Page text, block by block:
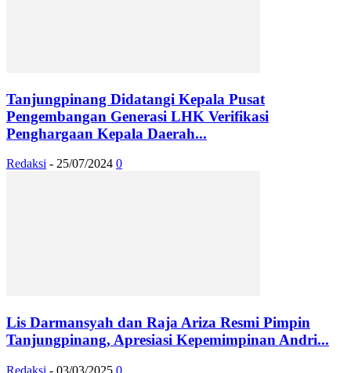
Tanjungpinang Didatangi Kepala Pusat
Pengembangan Generasi LHK Verifikasi
Penghargaan Kepala Daerah...
Redaksi - 25/07/2024 0
Lis Darmansyah dan Raja Ariza Resmi Pimpin
Tanjungpinang, Apresiasi Kepemimpinan Andri...
Redaksi - 03/03/2025 0